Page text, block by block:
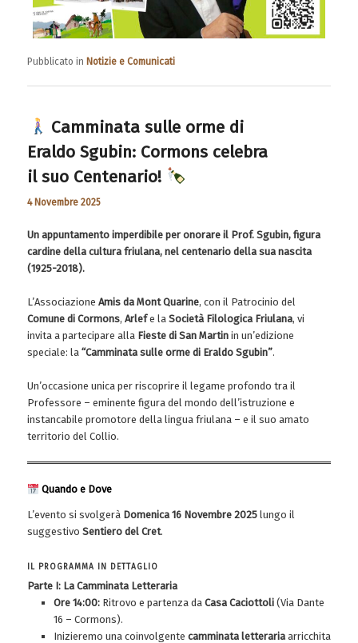
Pubblicato in Notizie e Comunicati
Camminata sulle orme di
Eraldo Sgubin: Cormons celebra
il suo Centenario!
4 Novembre 2025
Un appuntamento imperdibile per onorare il Prof. Sgubin, figura
cardine della cultura friulana, nel centenario della sua nascita
(1925-2018).
L’AssociazioneAmis da Mont Quarine, con il Patrocinio del
Comune di Cormons,Arlefe laSocietà Filologica Friulana, vi
invita a partecipare alla Fieste di San Martin in un’edizione
speciale: la“Camminata sulle orme di Eraldo Sgubin”.
Un’occasione unica per riscoprire il legame profondo tra il
Professore – eminente figura del mondo dell’istruzione e
instancabile promotore della lingua friulana – e il suo amato
territorio del Collio.
Quando e Dove
L’evento si svolgerà Domenica 16 Novembre 2025 lungo il
suggestivoSentiero del Cret.
IL PROGRAMMA IN DETTAGLIO
Parte I: La Camminata Letteraria
Ore 14:00:Ritrovo e partenza da Casa Caciottoli(Via Dante
16 – Cormons).
Inizieremo una coinvolgente camminata letterariaarricchita